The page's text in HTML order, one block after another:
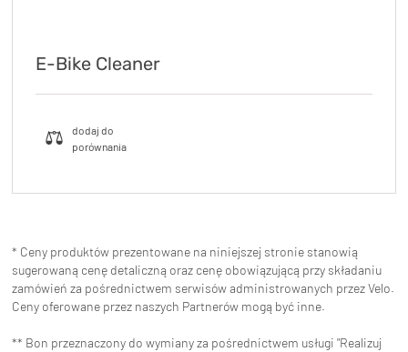
E-Bike Cleaner
* Ceny produktów prezentowane na niniejszej stronie stanowią
sugerowaną cenę detaliczną oraz cenę obowiązującą przy składaniu
zamówień za pośrednictwem serwisów administrowanych przez Velo.
Ceny oferowane przez naszych Partnerów mogą być inne.
** Bon przeznaczony do wymiany za pośrednictwem usługi "Realizuj